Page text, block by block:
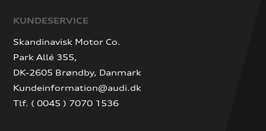
KUNDESERVICE
Skandinavisk Motor Co.
Park Allé 355,
DK-2605 Brøndby, Danmark
Kundeinformation@audi.dk
Tlf. ( 0045 ) 7070 1536